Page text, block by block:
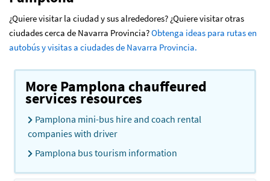
¿Quiere visitar la ciudad y sus alrededores? ¿Quiere visitar otras
ciudades cerca de Navarra Provincia?Obtenga ideas para rutas en
autobús y visitas a ciudades de Navarra Provincia.
More Pamplona chauffeured
services resources
Pamplona mini-bus hire and coach rental
companies with driver
Pamplona bus tourism information